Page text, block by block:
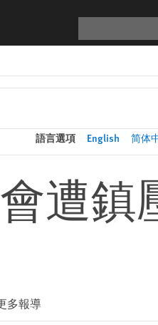
語言選項 English 简体
遭鎮
多報導